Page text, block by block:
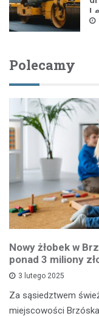
Polecamy
Nowy żłobek w
ponad 3 miliony
3 lutego 2025
Za sąsiedztwem
miejscowości